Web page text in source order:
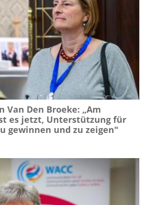
Van Den Broeke: „Am
es jetzt, Unterstützung für
gewinnen und zu zeigen"